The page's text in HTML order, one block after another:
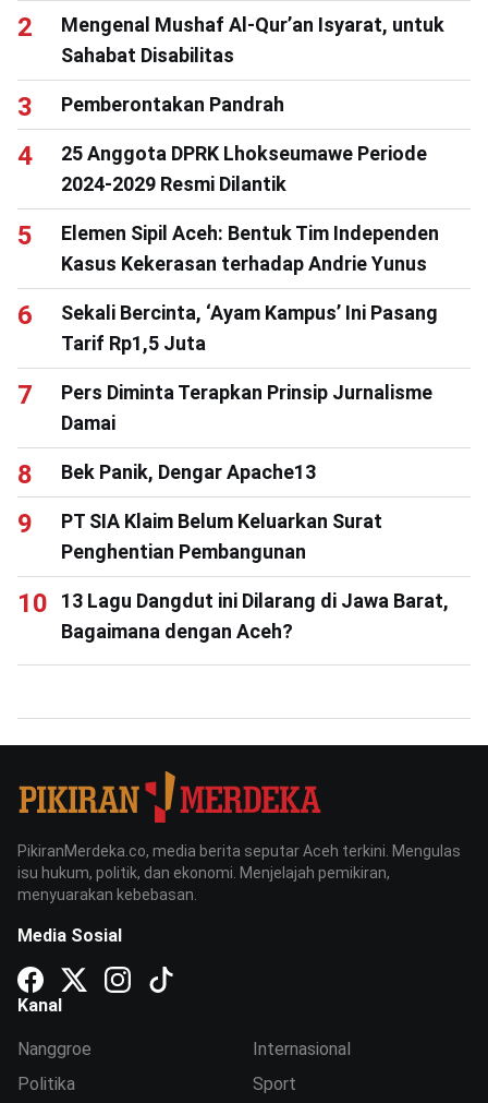
Mengenal Mushaf Al-Qur’an Isyarat, untuk
Sahabat Disabilitas
Pemberontakan Pandrah
25 Anggota DPRK Lhokseumawe Periode
2024-2029 Resmi Dilantik
Elemen Sipil Aceh: Bentuk Tim Independen
Kasus Kekerasan terhadap Andrie Yunus
Sekali Bercinta, ‘Ayam Kampus’ Ini Pasang
Tarif Rp1,5 Juta
Pers Diminta Terapkan Prinsip Jurnalisme
Damai
Bek Panik, Dengar Apache13
PT SIA Klaim Belum Keluarkan Surat
Penghentian Pembangunan
13 Lagu Dangdut ini Dilarang di Jawa Barat,
Bagaimana dengan Aceh?
PikiranMerdeka.co, media berita seputar Aceh terkini. Mengulas
isu hukum, politik, dan ekonomi. Menjelajah pemikiran,
menyuarakan kebebasan.
Media Sosial
Kanal
Nanggroe
Politika
Internasional
Sport